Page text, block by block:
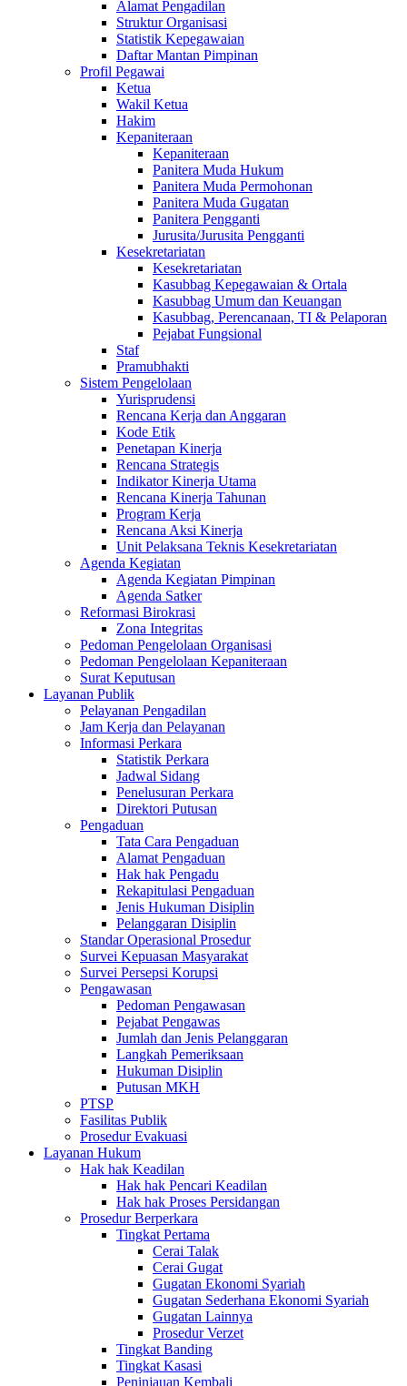
Alamat Pengadilan
Struktur Organisasi
Statistik Kepegawaian
Daftar Mantan Pimpinan
Profil Pegawai
Ketua
Wakil Ketua
Hakim
Kepaniteraan
Kepaniteraan
Panitera Muda Hukum
Panitera Muda Permohonan
Panitera Muda Gugatan
Panitera Pengganti
Jurusita/Jurusita Pengganti
Kesekretariatan
Kesekretariatan
Kasubbag Kepegawaian & Ortala
Kasubbag Umum dan Keuangan
Kasubbag, Perencanaan, TI & Pelaporan
Pejabat Fungsional
Staf
Pramubhakti
Sistem Pengelolaan
Yurisprudensi
Rencana Kerja dan Anggaran
Kode Etik
Penetapan Kinerja
Rencana Strategis
Indikator Kinerja Utama
Rencana Kinerja Tahunan
Program Kerja
Rencana Aksi Kinerja
Unit Pelaksana Teknis Kesekretariatan
Agenda Kegiatan
Agenda Kegiatan Pimpinan
Agenda Satker
Reformasi Birokrasi
Zona Integritas
Pedoman Pengelolaan Organisasi
Pedoman Pengelolaan Kepaniteraan
Surat Keputusan
Layanan Publik
Pelayanan Pengadilan
Jam Kerja dan Pelayanan
Informasi Perkara
Statistik Perkara
Jadwal Sidang
Penelusuran Perkara
Direktori Putusan
Pengaduan
Tata Cara Pengaduan
Alamat Pengaduan
Hak hak Pengadu
Rekapitulasi Pengaduan
Jenis Hukuman Disiplin
Pelanggaran Disiplin
Standar Operasional Prosedur
Survei Kepuasan Masyarakat
Survei Persepsi Korupsi
Pengawasan
Pedoman Pengawasan
Pejabat Pengawas
Jumlah dan Jenis Pelanggaran
Langkah Pemeriksaan
Hukuman Disiplin
Putusan MKH
PTSP
Fasilitas Publik
Prosedur Evakuasi
Layanan Hukum
Hak hak Keadilan
Hak hak Pencari Keadilan
Hak hak Proses Persidangan
Prosedur Berperkara
Tingkat Pertama
Cerai Talak
Cerai Gugat
Gugatan Ekonomi Syariah
Gugatan Sederhana Ekonomi Syariah
Gugatan Lainnya
Prosedur Verzet
Tingkat Banding
Tingkat Kasasi
Peninjauan Kembali